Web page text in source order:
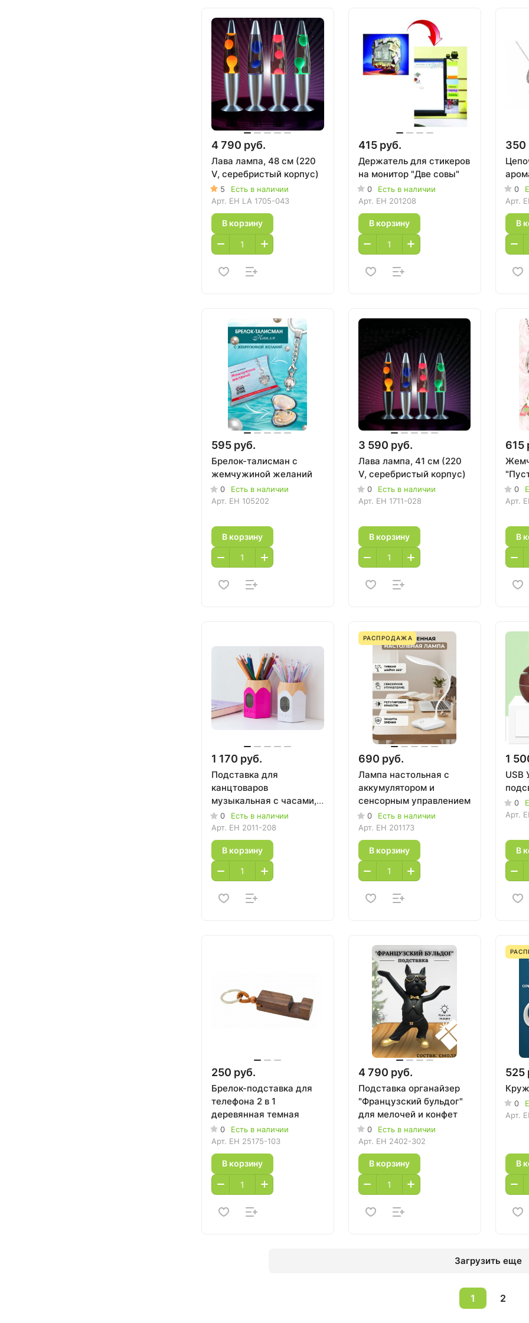
4 790 руб.
Лава лампа, 48 см (220
V, серебристый корпус)
5
Есть в наличии
Арт. EH LA 1705-043
В корзину
415 руб.
Держатель для стикеров
на монитор "Две совы"
0
Есть в наличии
Арт. EH 201208
В корзину
350
0
Арт.
В
595 руб.
Брелок-талисман с
жемчужиной желаний
0
Есть в наличии
Арт. EH 105202
В корзину
3 590 руб.
Лава лампа, 41 см (220
V, серебристый корпус)
0
Есть в наличии
Арт. EH 1711-028
В корзину
615
0
Арт.
В
1 170 руб.
Подставка для
канцтоваров
музыкальная с часами,
календарем и
термометром
0
Есть в наличии
Арт. EH 2011-208
В корзину
РАСПРОДАЖА
690 руб.
Лампа настольная с
аккумулятором и
сенсорным управлением
0
Есть в наличии
Арт. EH 201173
В корзину
1
USB
0
Арт.
В
250 руб.
Брелок-подставка для
телефона 2 в 1
деревянная темная
0
Есть в наличии
Арт. EH 25175-103
В корзину
4 790 руб.
Подставка органайзер
"Французский бульдог"
для мелочей и конфет
0
Есть в наличии
Арт. EH 2402-302
В корзину
525
0
Арт.
В
Загрузить еще
1 2